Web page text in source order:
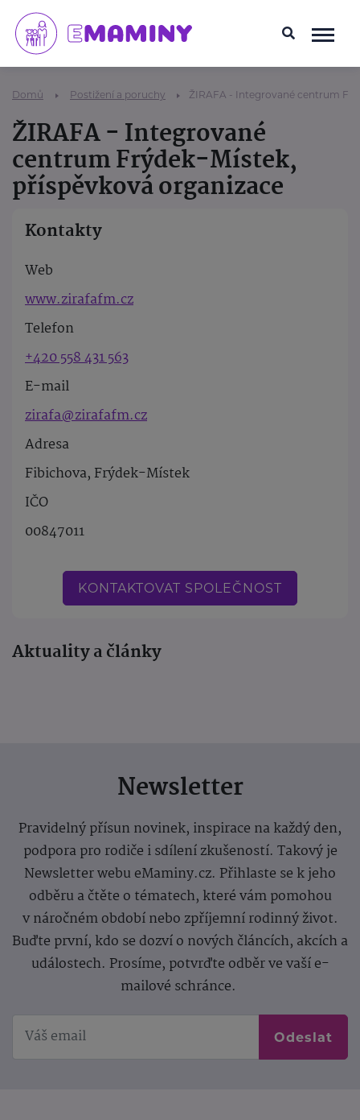
Domů Postižení a poruchy ŽIRAFA - Integrované centrum
ŽIRAFA - Integrované
centrum Frýdek-Místek,
příspěvková organizace
Kontakty
Web
www.zirafafm.cz
Telefon
+420 558 431 563
E-mail
zirafa@zirafafm.cz
Adresa
Fibichova, Frýdek-Místek
IČO
00847011
KONTAKTOVAT SPOLEČNOST
Aktuality a články
Newsletter
Pravidelný přísun novinek, inspirace na každý den,
podpora pro rodiče i sdílení zkušeností. Takový je
Newsletter webu eMaminy.cz. Přihlaste se k jeho
odběru a čtěte o tématech, které vám pomohou
v náročném období nebo zpříjemní rodinný život.
Buďte první, kdo se dozví o nových článcích, akcích a
událostech. Prosíme, potvrďte odběr ve vaší e-
mailové schránce.
Odeslat